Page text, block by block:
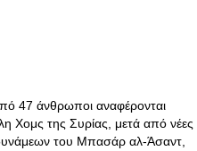
47 άνθρωποι αναφέρονται
Χομς της Συρίας, μετά από νέες
του Μπασάρ αλ-Άσαντ,